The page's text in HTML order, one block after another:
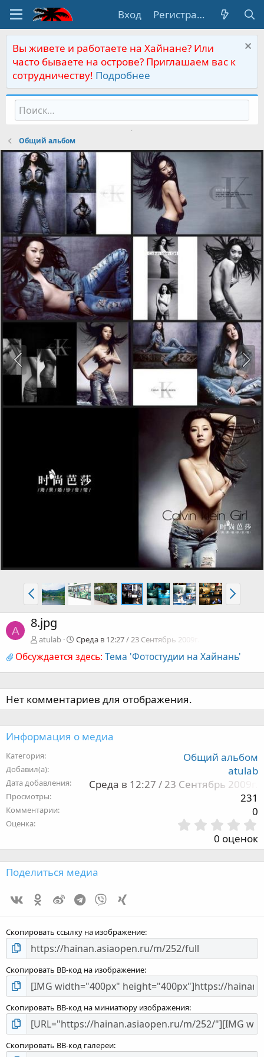
Вход Регистрация
Вы живете и работаете на Хайнане? Или
часто бываете на острове? Приглашаем вас к
сотрудничеству! Подробнее
Общий альбом
A
8.jpg
atulab Среда в 12:27 / 23 Сентябрь 2009г.
Обсуждается здесь: Тема 'Фотостудии на Хайнань'
Нет комментариев для отображения.
Информация о медиа
Категория Общий альбом
Добавил(а) atulab
Дата добавления Среда в 12:27 / 23 Сентябрь 2009г.
Просмотры 231
Комментарии 0
Оценка
,
0
0
д
0 оценок
Поделиться медиа
Vk
Ok WeiboTelegram
Viber
Скопировать ссылку на изображение
Скопировать BB-код на изображение
Скопировать BB-код на миниатюру изображения
Скопировать BB-код галереи